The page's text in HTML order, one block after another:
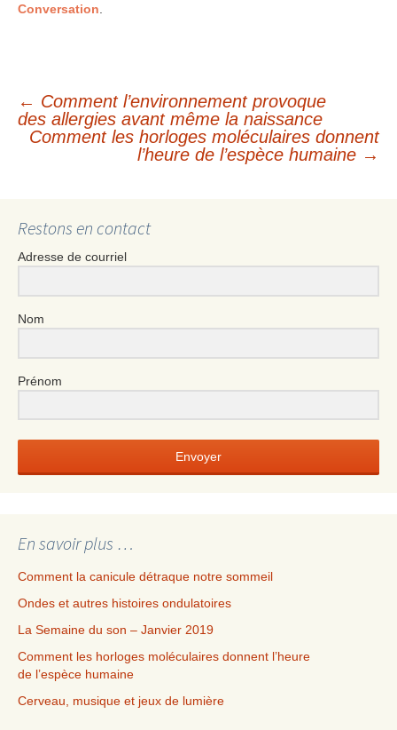
Conversation
Navigation
articles
← Comment l’environnement provoque
des allergies avant même la naissance
Comment les horloges moléculaires donnent
l’heure de l’espèce humaine →
Restons en contact
Adresse de courriel
Nom
Prénom
Envoyer
En savoir plus …
Comment la canicule détraque notre sommeil
Ondes et autres histoires ondulatoires
La Semaine du son – Janvier 2019
Comment les horloges moléculaires donnent l’heure
de l’espèce humaine
Cerveau, musique et jeux de lumière